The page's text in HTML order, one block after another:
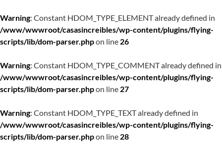
Warning: Constant HDOM_TYPE_ELEMENT already defined in
/www/wwwroot/casasincreibles/wp-content/plugins/flying-
scripts/lib/dom-parser.phpon line 26
Warning: Constant HDOM_TYPE_COMMENT already defined in
/www/wwwroot/casasincreibles/wp-content/plugins/flying-
scripts/lib/dom-parser.phpon line 27
Warning: Constant HDOM_TYPE_TEXT already defined in
/www/wwwroot/casasincreibles/wp-content/plugins/flying-
scripts/lib/dom-parser.phpon line 28